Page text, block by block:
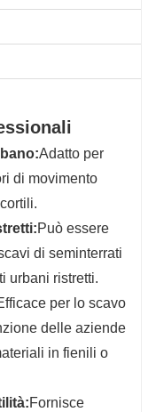
Adatto per
di movimento
Può essere
di seminterrati
urbani ristretti.
per lo scavo
delle aziende
in fienili o
Fornisce